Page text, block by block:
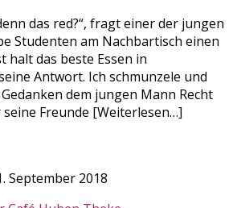
das red?“, fragt einer der jungen
Studenten am Nachbartisch einen
halt das beste Essen in
Antwort. Ich schmunzele und
dem jungen Mann Recht
Freunde [Weiterlesen…]
September 2018